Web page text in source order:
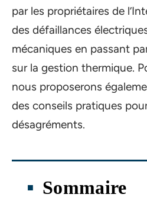
par les propriétaires de
des défaillances
mécaniques en passant
sur la gestion thermique.
nous proposerons
des conseils pratiques
désagréments.
Sommaire